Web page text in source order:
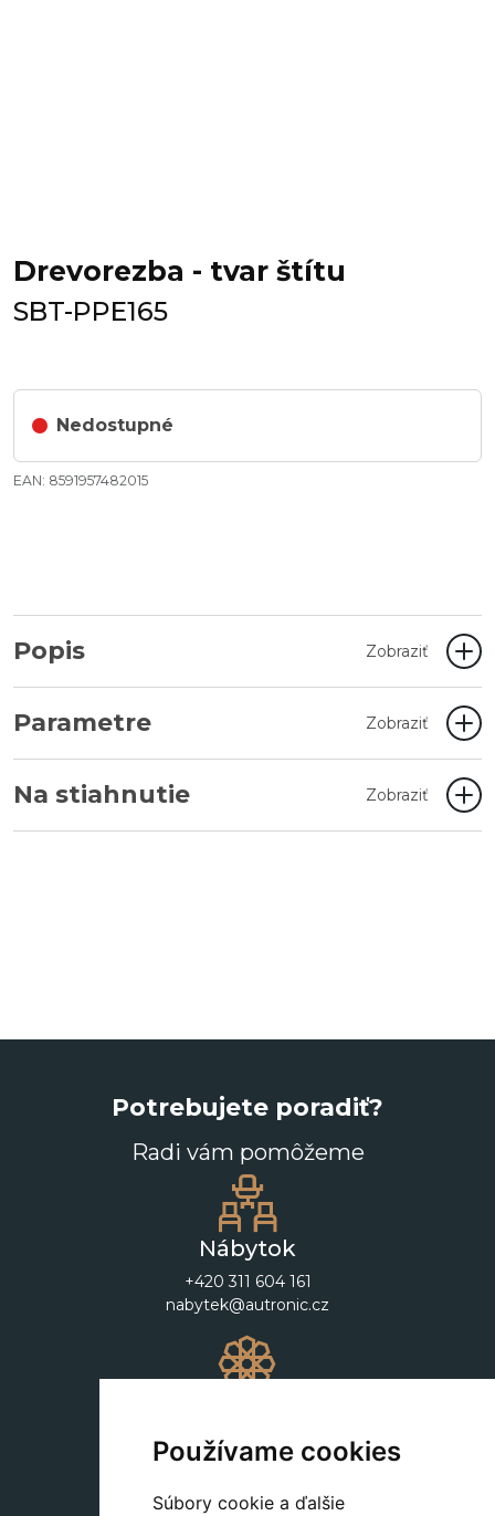
Používame cookies
Súbory cookie a ďalšie
Drevorezba - tvar štítu
SBT-PPE165
Nedostupné
EAN: 8591957482015
Popis Zobraziť
Parametre Zobraziť
Na stiahnutie Zobraziť
Potrebujete poradiť?
Radi vám pomôžeme
Nábytok
+420 311 604 161
nabytek@autronic.cz
+420 311 604 182
dekorace@autronic.cz